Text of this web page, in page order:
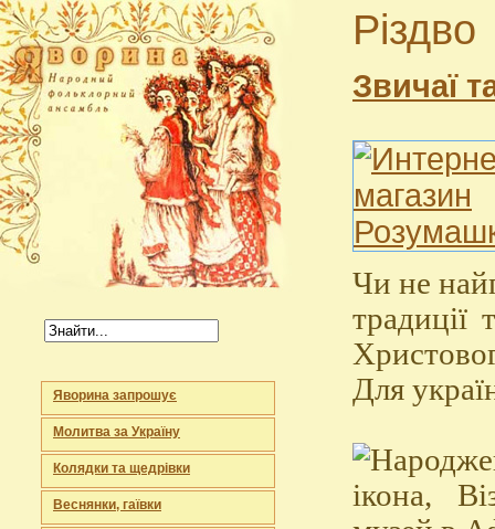
Яворина запрошує
Молитва за Україну
Колядки та щедрівки
Веснянки, гаївки
Різдво
Звичаї
Чи не
традиції
Для